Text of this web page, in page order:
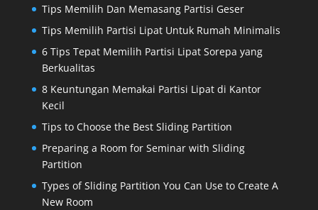
Tips Memilih Dan Memasang Partisi Geser
Tips Memilih Partisi Lipat Untuk Rumah Minimalis
6 Tips Tepat Memilih Partisi Lipat Sorepa yang
Berkualitas
8 Keuntungan Memakai Partisi Lipat di Kantor
Kecil
Tips to Choose the Best Sliding Partition
Preparing a Room for Seminar with Sliding
Partition
Types of Sliding Partition You Can Use to Create A
New Room